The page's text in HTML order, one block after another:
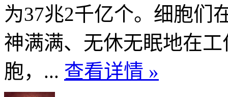
为37兆2千亿个。细胞们
神满满、无休无眠地在
胞，... 查看详情 »